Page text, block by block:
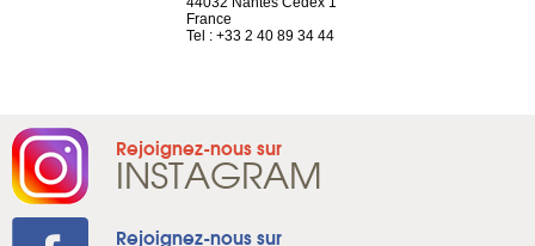
France
Tel : +33 2 40 89 34 44
Rejoignez-nous sur
INSTAGRAM
Rejoignez-nous sur